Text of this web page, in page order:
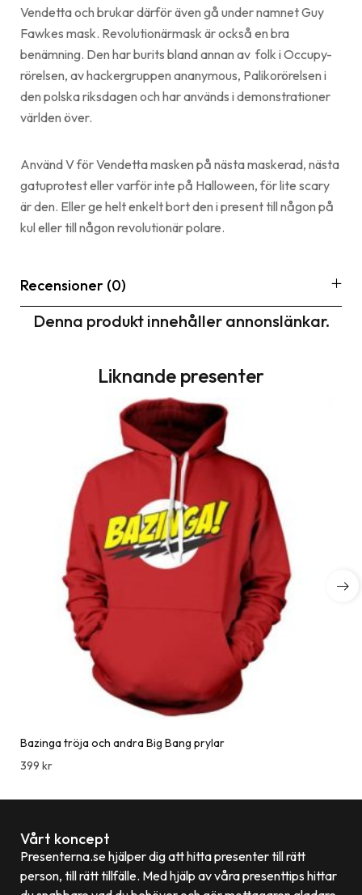
Vendetta och brukar därför även gå under namnet Guy
Fawkes mask. Revolutionärmask är också en bra
benämning. Den har burits bland annan av folk i Occupy-
rörelsen, av hackergruppen ananymous, Palikorörelsen i
den polska riksdagen och har används i demonstrationer
världen över.
Använd V för Vendetta masken på nästa maskerad, nästa
gatuprotest eller varför inte på Halloween, för lite scary
är den. Eller ge helt enkelt bort den i present till någon på
kul eller till någon revolutionär polare.
Recensioner (0)
Denna produkt innehåller annonslänkar.
Liknande presenter
Bazinga tröja och andra Big Bang prylar
399 kr
Vårt koncept
Presenterna.se hjälper dig att hitta presenter till rätt
person, till rätt tillfälle. Med hjälp av våra presenttips hittar